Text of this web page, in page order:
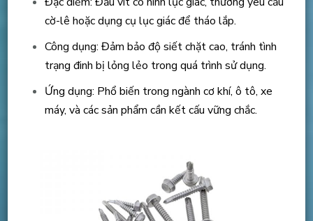
cờ-lê hoặc dụng cụ lục giác để tháo lắp.
Công dụng: Đảm bảo độ siết chặt cao, tránh tình
trạng đinh bị lỏng lẻo trong quá trình sử dụng.
Ứng dụng: Phổ biến trong ngành cơ khí, ô tô, xe
máy, và các sản phẩm cần kết cấu vững chắc.